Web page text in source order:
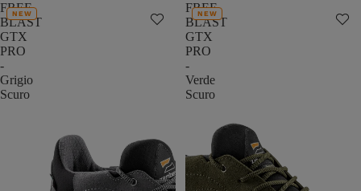
FREE
BLAST
GTX
PRO
-
Grigio
Scuro
NEW
FREE
BLAST
GTX
PRO
-
Verde
Scuro
NEW